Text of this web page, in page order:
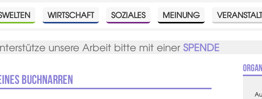
WIRTSCHAFT SOZIALES MEINUNG
unsere Arbeit bitte mit einerSPENDE
Buchnarren